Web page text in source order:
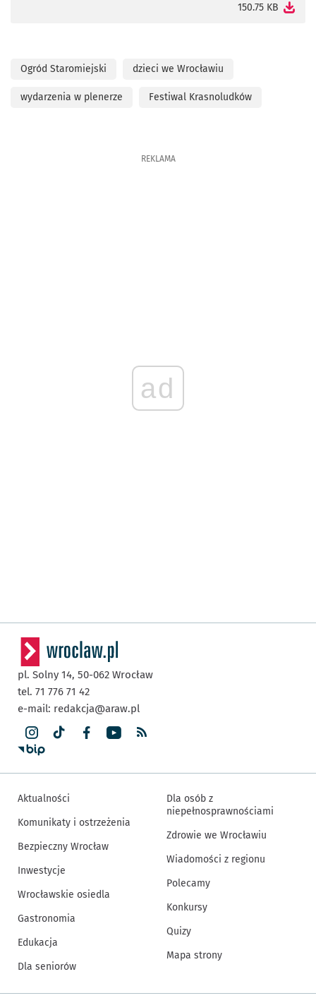
150.75 KB
Ogród Staromiejski dzieci we Wrocławiu
wydarzenia w plenerze Festiwal Krasnoludków
REKLAMA
ad
pl. Solny 14, 50-062 Wrocław
tel. 71 776 71 42
e-mail: redakcja@araw.pl
Aktualności
Komunikaty i ostrzeżenia
Bezpieczny Wrocław
Inwestycje
Wrocławskie osiedla
Gastronomia
Edukacja
Dla seniorów
Dla osób z
niepełnosprawnościami
Zdrowie we Wrocławiu
Wiadomości z regionu
Polecamy
Konkursy
Quizy
Mapa strony